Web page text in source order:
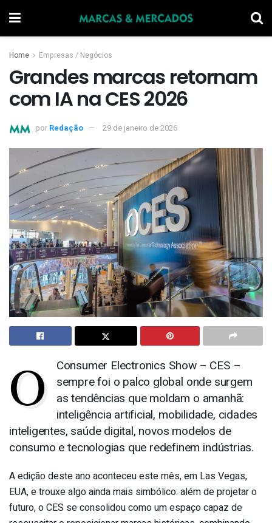
Home Empresas / Negócios
Grandes marcas retornam
com IA na CES 2026
por Redação 29 de janeiro de 2026
O
Consumer Electronics Show – CES –
sempre foi o palco global onde surgem
as tendências que moldam o amanhã:
inteligência artificial, mobilidade, cidades
inteligentes, saúde digital, novos modelos de
consumo e tecnologias que redefinem indústrias.
A edição deste ano aconteceu este mês, em Las Vegas,
EUA, e trouxe algo ainda mais simbólico: além de projetar o
futuro, o CES se consolidou como um espaço capaz de